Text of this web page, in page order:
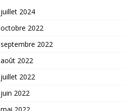
juillet 2024
octobre 2022
septembre 2022
août 2022
juillet 2022
juin 2022